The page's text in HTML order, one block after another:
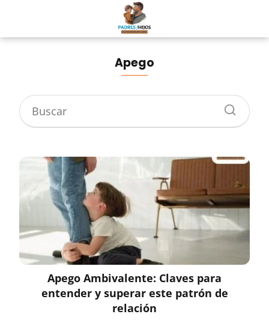
Apego
Apego Ambivalente: Claves para
entender y superar este patrón de
relación